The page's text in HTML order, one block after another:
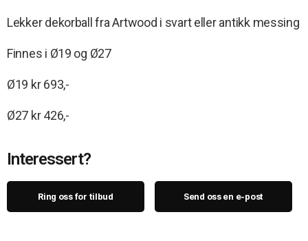
Lekker dekorball fra Artwood i svart eller antikk messing
Finnes i Ø19 og Ø27
Ø19 kr 693,-
Ø27 kr 426,-
Interessert?
Ring oss for tilbud Send oss en e-post